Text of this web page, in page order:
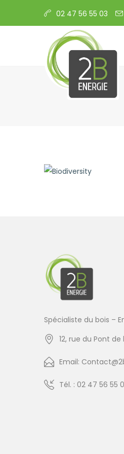
02 47 56 55 03
Spécialiste du bois –
12, rue du Pont
Email:
Tél. : 02 47 56 55